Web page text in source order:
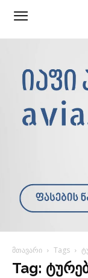
მთავარი Tags
Tag: